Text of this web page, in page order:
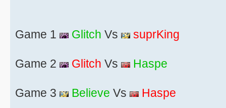
Game 1 Glitch Vs suprKing
Game 2 Glitch Vs Haspe
Game 3 Believe Vs Haspe